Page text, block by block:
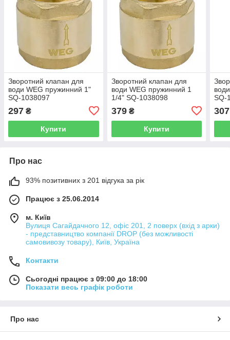
Зворотний клапан для
води WEG пружинний 1"
SQ-1038097
297 ₴
Купити
Зворотний клапан для
води WEG пружинний 1
1/4" SQ-1038098
379₴
Купити
SQ-
307
Про нас
93% позитивних з 201 відгука за рік
Працює з 25.06.2014
м. Київ
Вулиця Сагайдачного 12, офіс 201, 2 поверх (вхід з арки)
- представництво компанії DROP (без можливості
самовивозу товару), Київ, Україна
Контакти
Сьогодні працює з 09:00 до 18:00
Показати весь графік роботи
Про нас